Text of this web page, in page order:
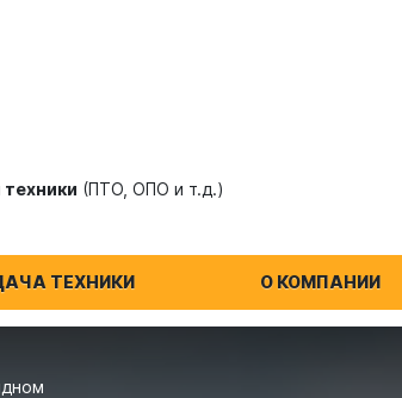
(ПТО, ОПО и т.д.)
ТЕХНИКИ О КОМПАНИИ